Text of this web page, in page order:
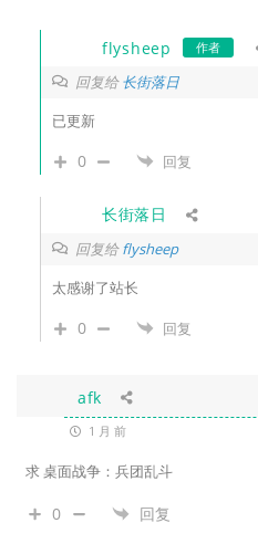
flysheep 作者
回复给长街落日
已更新
0 回复
长街落日
回复给flysheep
太感谢了站长
0 回复
afk
1 月 前
求 桌面战争：兵团乱斗
0 回复